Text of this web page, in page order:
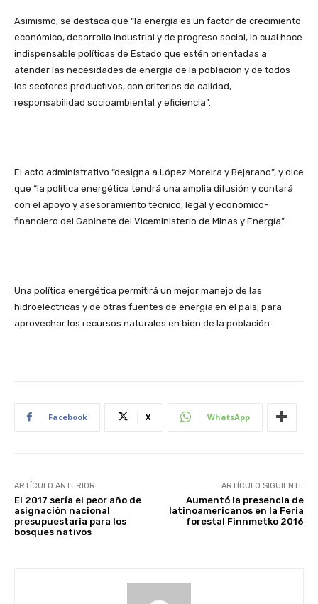
Asimismo, se destaca que “la energía es un factor de crecimiento
económico, desarrollo industrial y de progreso social, lo cual hace
indispensable políticas de Estado que estén orientadas a
atender las necesidades de energía de la población y de todos
los sectores productivos, con criterios de calidad,
responsabilidad socioambiental y eficiencia”.
El acto administrativo “designa a López Moreira y Bejarano”, y dice
que “la política energética tendrá una amplia difusión y contará
con el apoyo y asesoramiento técnico, legal y económico-
financiero del Gabinete del Viceministerio de Minas y Energía”.
Una política energética permitirá un mejor manejo de las
hidroeléctricas y de otras fuentes de energía en el país, para
aprovechar los recursos naturales en bien de la población.
Facebook X WhatsApp
ARTÍCULO ANTERIOR
El 2017 sería el peor año de
asignación nacional
presupuestaria para los
bosques nativos
ARTÍCULO SIGUIENTE
Aumentó la presencia de
latinoamericanos en la Feria
forestal Finnmetko 2016